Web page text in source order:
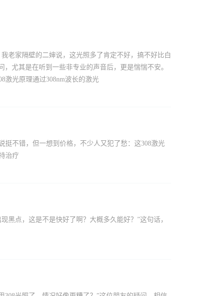
老家隔壁的二婶说，这光照多了肯定不好，搞不好比白
尤其是在听到一些非专业的声音后，更是惴惴不安。
激光原理通过308nm波长的激光
挺不错，但一想到价格，不少人又犯了愁：这308激光
治疗
黑点，这是不是快好了啊？大概多久能好？”这句话，